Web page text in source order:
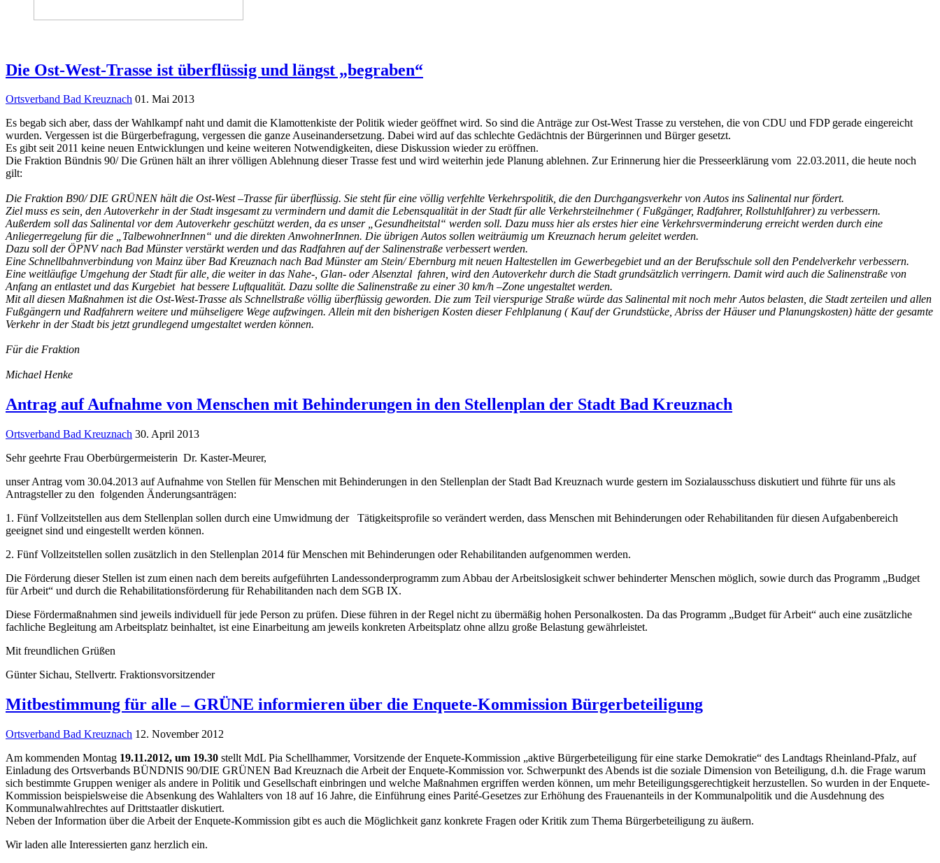
Die Ost-West-Trasse ist überflüssig und längst „begraben“
Ortsverband Bad Kreuznach 01. Mai 2013
Es begab sich aber, dass der Wahlkampf naht und damit die Klamottenkiste der Politik wieder geöffnet wird. So sind die Anträge zur Ost-West Trasse zu verstehen, die von CDU und FDP gerade eingereicht
wurden. Vergessen ist die Bürgerbefragung, vergessen die ganze Auseinandersetzung. Dabei wird auf das schlechte Gedächtnis der Bürgerinnen und Bürger gesetzt.
Es gibt seit 2011 keine neuen Entwicklungen und keine weiteren Notwendigkeiten, diese Diskussion wieder zu eröffnen.
Die Fraktion Bündnis 90/ Die Grünen hält an ihrer völligen Ablehnung dieser Trasse fest und wird weiterhin jede Planung ablehnen. Zur Erinnerung hier die Presseerklärung vom 22.03.2011, die heute noch
gilt:
Die Fraktion B90/ DIE GRÜNEN hält die Ost-West –Trasse für überflüssig. Sie steht für eine völlig verfehlte Verkehrspolitik, die den Durchgangsverkehr von Autos ins Salinental nur fördert.
Ziel muss es sein, den Autoverkehr in der Stadt insgesamt zu vermindern und damit die Lebensqualität in der Stadt für alle Verkehrsteilnehmer ( Fußgänger, Radfahrer, Rollstuhlfahrer) zu verbessern.
Außerdem soll das Salinental vor dem Autoverkehr geschützt werden, da es unser „Gesundheitstal“ werden soll. Dazu muss hier als erstes hier eine Verkehrsverminderung erreicht werden durch eine
Anliegerregelung für die „TalbewohnerInnen“ und die direkten AnwohnerInnen. Die übrigen Autos sollen weiträumig um Kreuznach herum geleitet werden.
Dazu soll der ÖPNV nach Bad Münster verstärkt werden und das Radfahren auf der Salinenstraße verbessert werden.
Eine Schnellbahnverbindung von Mainz über Bad Kreuznach nach Bad Münster am Stein/ Ebernburg mit neuen Haltestellen im Gewerbegebiet und an der Berufsschule soll den Pendelverkehr verbessern.
Eine weitläufige Umgehung der Stadt für alle, die weiter in das Nahe-, Glan- oder Alsenztal fahren, wird den Autoverkehr durch die Stadt grundsätzlich verringern. Damit wird auch die Salinenstraße von
Anfang an entlastet und das Kurgebiet hat bessere Luftqualität. Dazu sollte die Salinenstraße zu einer 30 km/h –Zone ungestaltet werden.
Mit all diesen Maßnahmen ist die Ost-West-Trasse als Schnellstraße völlig überflüssig geworden. Die zum Teil vierspurige Straße würde das Salinental mit noch mehr Autos belasten, die Stadt zerteilen und allen
Fußgängern und Radfahrern weitere und mühseligere Wege aufzwingen. Allein mit den bisherigen Kosten dieser Fehlplanung ( Kauf der Grundstücke, Abriss der Häuser und Planungskosten) hätte der gesamte
Verkehr in der Stadt bis jetzt grundlegend umgestaltet werden können.
Für die Fraktion
Michael Henke
Antrag auf Aufnahme von Menschen mit Behinderungen in den Stellenplan der Stadt Bad Kreuznach
Ortsverband Bad Kreuznach 30. April 2013
Sehr geehrte Frau Oberbürgermeisterin Dr. Kaster-Meurer,
unser Antrag vom 30.04.2013 auf Aufnahme von Stellen für Menschen mit Behinderungen in den Stellenplan der Stadt Bad Kreuznach wurde gestern im Sozialausschuss diskutiert und führte für uns als
Antragsteller zu den folgenden Änderungsanträgen:
1. Fünf Vollzeitstellen aus dem Stellenplan sollen durch eine Umwidmung der Tätigkeitsprofile so verändert werden, dass Menschen mit Behinderungen oder Rehabilitanden für diesen Aufgabenbereich
geeignet sind und eingestellt werden können.
2. Fünf Vollzeitstellen sollen zusätzlich in den Stellenplan 2014 für Menschen mit Behinderungen oder Rehabilitanden aufgenommen werden.
Die Förderung dieser Stellen ist zum einen nach dem bereits aufgeführten Landessonderprogramm zum Abbau der Arbeitslosigkeit schwer behinderter Menschen möglich, sowie durch das Programm „Budget
für Arbeit“ und durch die Rehabilitationsförderung für Rehabilitanden nach dem SGB IX.
Diese Fördermaßnahmen sind jeweils individuell für jede Person zu prüfen. Diese führen in der Regel nicht zu übermäßig hohen Personalkosten. Da das Programm „Budget für Arbeit“ auch eine zusätzliche
fachliche Begleitung am Arbeitsplatz beinhaltet, ist eine Einarbeitung am jeweils konkreten Arbeitsplatz ohne allzu große Belastung gewährleistet.
Mit freundlichen Grüßen
Günter Sichau, Stellvertr. Fraktionsvorsitzender
Mitbestimmung für alle – GRÜNE informieren über die Enquete-Kommission Bürgerbeteiligung
Ortsverband Bad Kreuznach 12. November 2012
Am kommenden Montag 19.11.2012, um 19.30 stellt MdL Pia Schellhammer, Vorsitzende der Enquete-Kommission „aktive Bürgerbeteiligung für eine starke Demokratie“ des Landtags Rheinland-Pfalz, auf
Einladung des Ortsverbands BÜNDNIS 90/DIE GRÜNEN Bad Kreuznach die Arbeit der Enquete-Kommission vor. Schwerpunkt des Abends ist die soziale Dimension von Beteiligung, d.h. die Frage warum
sich bestimmte Gruppen weniger als andere in Politik und Gesellschaft einbringen und welche Maßnahmen ergriffen werden können, um mehr Beteiligungsgerechtigkeit herzustellen. So wurden in der Enquete-
Kommission beispielsweise die Absenkung des Wahlalters von 18 auf 16 Jahre, die Einführung eines Parité-Gesetzes zur Erhöhung des Frauenanteils in der Kommunalpolitik und die Ausdehnung des
Kommunalwahlrechtes auf Drittstaatler diskutiert.
Neben der Information über die Arbeit der Enquete-Kommission gibt es auch die Möglichkeit ganz konkrete Fragen oder Kritik zum Thema Bürgerbeteiligung zu äußern.
Wir laden alle Interessierten ganz herzlich ein.